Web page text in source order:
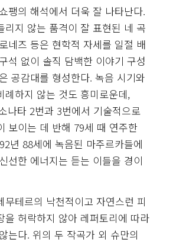
팽의 해석에서 더욱 잘 나타난다.
리지 않는 품격이 잘 표현된 네 곡
네즈 등은 현학적 자세를 일절 배
석 없이 솔직 담백한 이야기 구성
공감대를 형성한다. 녹음 시기와
례하지 않는 것도 흥미로운데,
나타 2번과 3번에서 기술적으로
보이는 데 반해 79세 때 연주한
년 88세에 녹음된 마주르카들에
선한 에너지는 듣는 이들을 경이
무테르의 낙천적이고 자연스런 피
을 허락하지 않아 레퍼토리에 따라
는다. 위의 두 작곡가 외 슈만의